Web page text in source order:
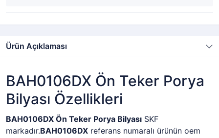
Ürün Açıklaması
BAH0106DX Ön Teker Porya
Bilyası Özellikleri
BAH0106DX Ön Teker Porya Bilyası SKF
markadır.BAH0106DX referans numaralı ürünün oem